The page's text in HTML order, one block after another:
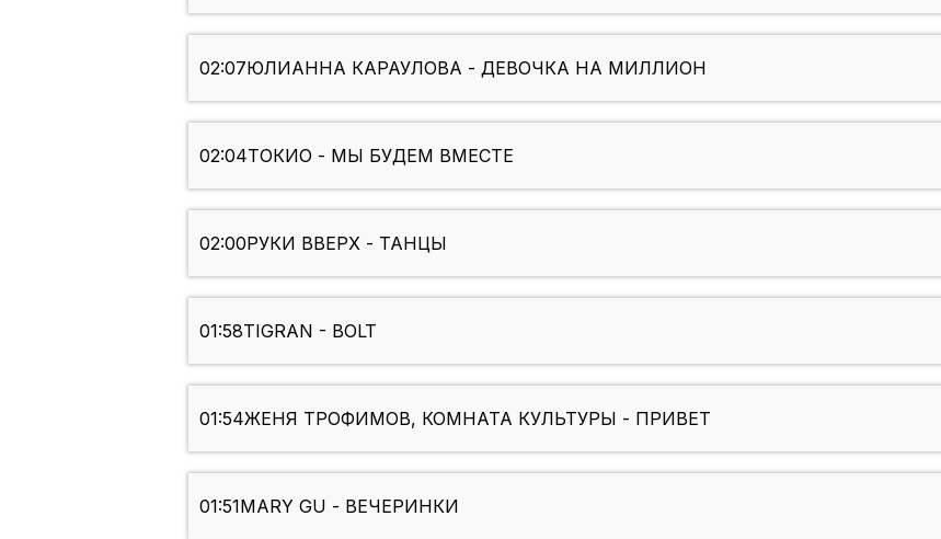
02:07ЮЛИАННА КАРАУЛОВА - ДЕВОЧКА НА МИЛЛИОН
02:04ТОКИО - МЫ БУДЕМ ВМЕСТЕ
02:00РУКИ ВВЕРХ - ТАНЦЫ
01:58TIGRAN - BOLT
01:54ЖЕНЯ ТРОФИМОВ, КОМНАТА КУЛЬТУРЫ - ПРИВЕТ
01:51MARY GU - ВЕЧЕРИНКИ